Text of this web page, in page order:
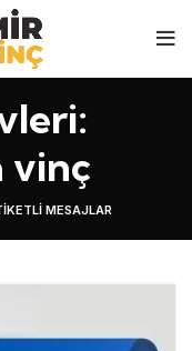
vinç
MESAJLAR